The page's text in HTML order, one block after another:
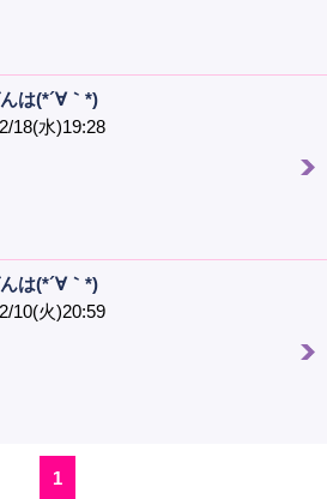
は(*´∀｀*)
18(水)19:28
は(*´∀｀*)
10(火)20:59
1